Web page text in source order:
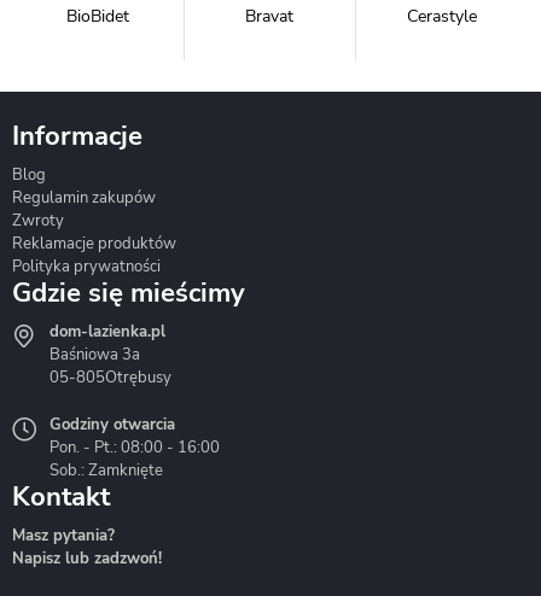
BioBidet Bravat Cerastyle
Hydrostop
Liveno
Informacje
Blog
Regulamin zakupów
Zwroty
Reklamacje produktów
Polityka prywatności
Gdzie się mieścimy
dom-lazienka.pl
Baśniowa 3a
05-805Otrębusy
Godziny otwarcia
Pon. - Pt.: 08:00 - 16:00
Sob.: Zamknięte
Kontakt
Masz pytania?
Napisz lub zadzwoń!